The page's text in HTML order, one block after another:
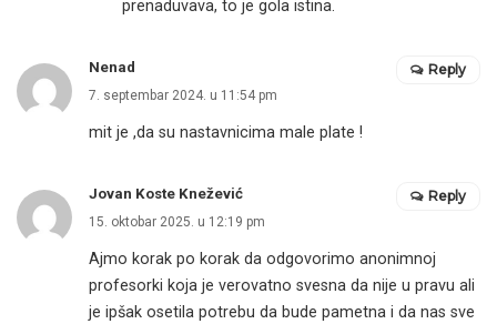
prenaduvava, to je gola istina.
Nenad
7. septembar 2024. u 11:54 pm
mit je ,da su nastavnicima male plate !
Reply
Jovan Koste Knežević
15. oktobar 2025. u 12:19 pm
Ajmo korak po korak da odgovorimo anonimnoj
profesorki koja je verovatno svesna da nije u pravu ali
je ipšak osetila potrebu da bude pametna i da nas sve
Reply